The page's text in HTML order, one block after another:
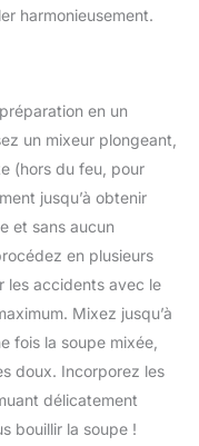
harmonieusement.
en un
un mixeur plongeant,
(hors du feu, pour
jusqu’à obtenir
et sans aucun
en plusieurs
les accidents avec le
Mixez jusqu’à
fois la soupe mixée,
doux. Incorporez les
délicatement
bouillir la soupe !